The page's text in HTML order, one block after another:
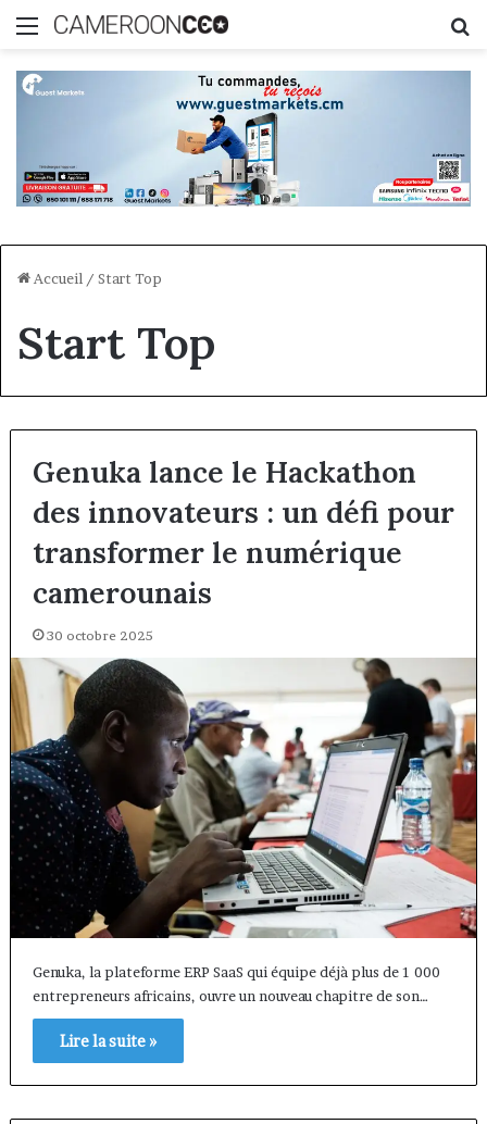
Menu
Accueil / Start Top
Start Top
Genuka lance le Hackathon
des innovateurs : un défi pour
transformer le numérique
camerounais
30 octobre 2025
Genuka, la plateforme ERP SaaS qui équipe déjà plus de 1 000
entrepreneurs africains, ouvre un nouveau chapitre de son…
Lire la suite »